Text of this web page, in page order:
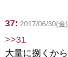
37: 2017/06/30(金
>>31
大量に捌くか